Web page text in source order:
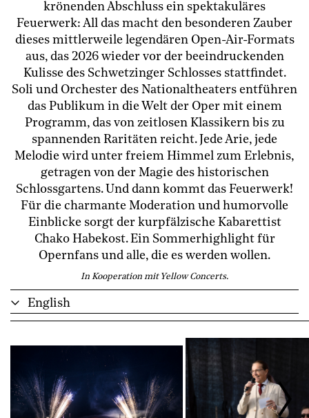
krönenden Abschluss ein spektakuläres
Feuerwerk: All das macht den besonderen Zauber
dieses mittlerweile legendären Open-Air-Formats
aus, das 2026 wieder vor der beeindruckenden
Kulisse des Schwetzinger Schlosses stattfindet.
Soli und Orchester des Nationaltheaters entführen
das Publikum in die Welt der Oper mit einem
Programm, das von zeitlosen Klassikern bis zu
spannenden Raritäten reicht. Jede Arie, jede
Melodie wird unter freiem Himmel zum Erlebnis,
getragen von der Magie des historischen
Schlossgartens. Und dann kommt das Feuerwerk!
Für die charmante Moderation und humorvolle
Einblicke sorgt der kurpfälzische Kabarettist
Chako Habekost. Ein Sommerhighlight für
Opernfans und alle, die es werden wollen.
In Kooperation mit Yellow Concerts.
English